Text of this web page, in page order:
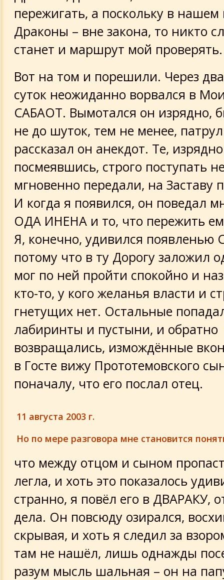
пережигать, а поскольку в нашем
Драконы – вне закона, то никто
станет и маршрут мой проверять.
Вот на том и порешили. Через
суток неожиданно ворвался в
САБАОТ. Вымотался он изрядно,
не до шуток, тем не менее,
рассказал он анекдот. Те, изрядно
посмеявшись, строго поступать
мгновенно передали, на Заставу
И когда я появился, он поведал
ОДА ИНЕНА и то, что пережить
Я, конечно, удивился появленью
потому что в ту Дорогу заложил
мог по ней пройти спокойно и
кто-то, у кого желанья власти и
гнетущих нет. Остальные
лабиринты и пустыни, и обратно
возвращались, измождённые
в Госте вижу Прототемовского
поначалу, что его послал отец.
11 августа 2003 г.
Но по мере разговора мне становится
что между отцом и сыном
легла, и хоть это показалось
странно, я повёл его в ДВАРАКУ,
дела. Он повсюду озирался,
скрывая, и хоть я следил за
там не нашёл, лишь однажды
разум мысль шальная – он на